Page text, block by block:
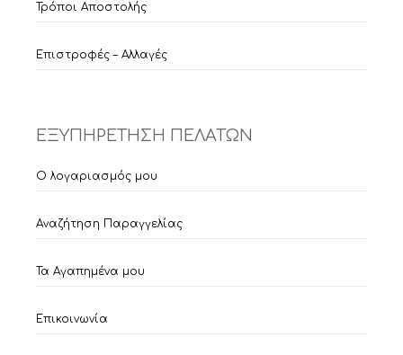
Τρόποι Αποστολής
Επιστροφές – Αλλαγές
ΕΞΥΠΗΡΕΤΗΣΗ ΠΕΛΑΤΩΝ
Ο λογαριασμός μου
Αναζήτηση Παραγγελίας
Τα Αγαπημένα μου
Επικοινωνία